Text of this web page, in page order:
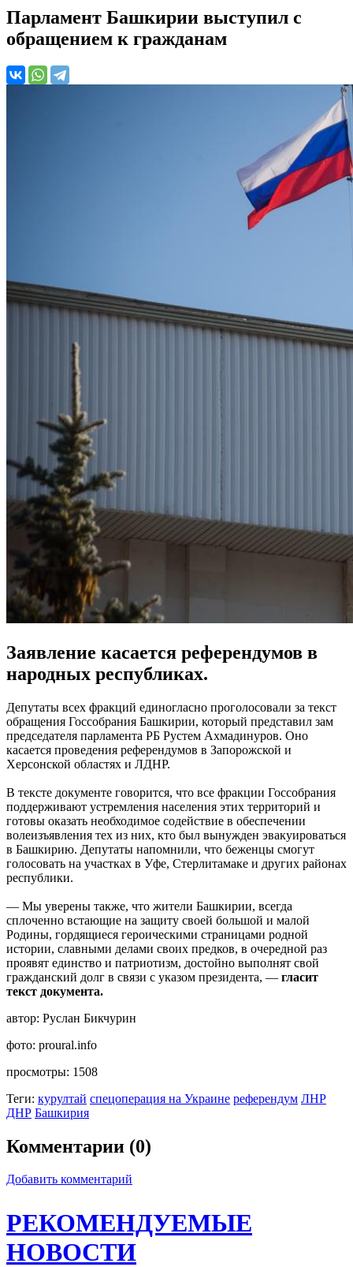
Парламент Башкирии выступил с
обращением к гражданам
Заявление касается референдумов в
народных республиках.
Депутаты всех фракций единогласно проголосовали за текст
обращения Госсобрания Башкирии, который представил зам
председателя парламента РБ Рустем Ахмадинуров. Оно
касается проведения референдумов в Запорожской и
Херсонской областях и ЛДНР.
В тексте документе говорится, что все фракции Госсобрания
поддерживают устремления населения этих территорий и
готовы оказать необходимое содействие в обеспечении
волеизъявления тех из них, кто был вынужден эвакуироваться
в Башкирию. Депутаты напомнили, что беженцы смогут
голосовать на участках в Уфе, Стерлитамаке и других районах
республики.
— Мы уверены также, что жители Башкирии, всегда
сплоченно встающие на защиту своей большой и малой
Родины, гордящиеся героическими страницами родной
истории, славными делами своих предков, в очередной раз
проявят единство и патриотизм, достойно выполнят свой
гражданский долг в связи с указом президента, — гласит
текст документа.
автор: Руслан Бикчурин
фото: proural.info
просмотры: 1508
Теги: курултай спецоперация на Украине референдум ЛНР
ДНР Башкирия
Комментарии (0)
Добавить комментарий
РЕКОМЕНДУЕМЫЕ
НОВОСТИ